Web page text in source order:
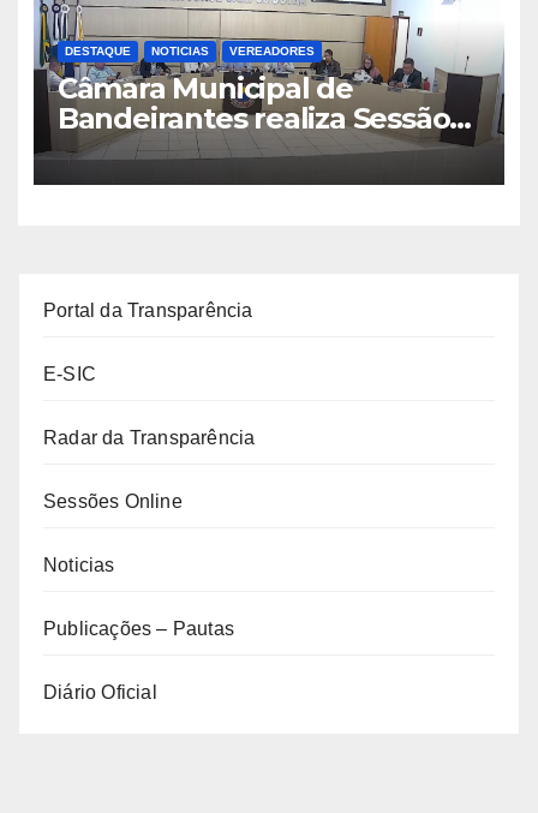
DESTAQUE NOTICIAS VEREADORES
Câmara Municipal de
Bandeirantes realiza Sessão
Extraordinária para
julgamento das contas do
Portal da Transparência
E-SIC
Radar da Transparência
Sessões Online
Noticias
Publicações – Pautas
Diário Oficial